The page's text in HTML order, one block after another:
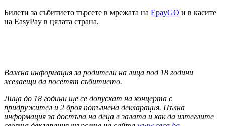
Билети за събитието търсете в мрежата на EpayGO и в касите
на EasyPay в цялата страна.
Важна информация за родители на лица под 18 години
желаещи да посетят събитието.
Лица до 18 години ще се допускат на концерта с
придружител и 2 броя попълнена декларация. Пълна
информация за достъпа на деца в залата и как да изтеглите